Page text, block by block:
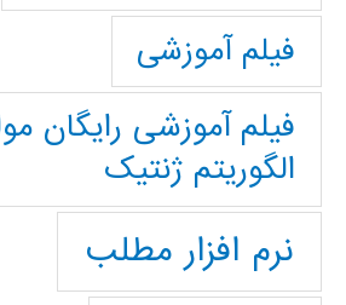
فیلم آموزشی
فیلم آموزشی رایگان
الگوریتم ژنتیک
نرم افزار مطلب